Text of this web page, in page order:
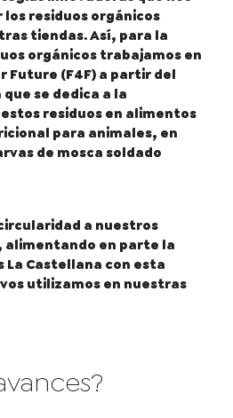
residuos orgánicos
tiendas. Así, para la
orgánicos trabajamos en
Future (F4F) a partir del
se dedica a la
residuos en alimentos
para animales, en
de mosca soldado
a nuestros
alimentando en parte la
La Castellana con esta
utilizamos en nuestras